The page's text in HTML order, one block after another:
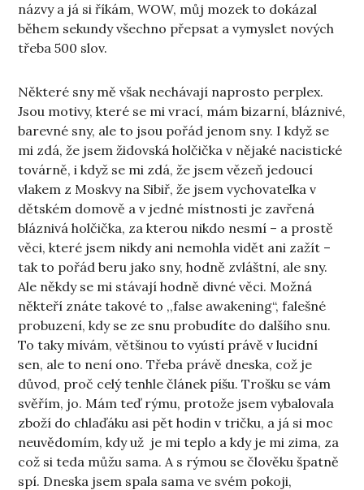
názvy a já si říkám, WOW, můj mozek to dokázal
během sekundy všechno přepsat a vymyslet nových
třeba 500 slov.
Některé sny mě však nechávají naprosto perplex.
Jsou motivy, které se mi vrací, mám bizarní, bláznivé,
barevné sny, ale to jsou pořád jenom sny. I když se
mi zdá, že jsem židovská holčička v nějaké nacistické
továrně, i když se mi zdá, že jsem vězeň jedoucí
vlakem z Moskvy na Sibiř, že jsem vychovatelka v
dětském domově a v jedné místnosti je zavřená
bláznivá holčička, za kterou nikdo nesmí – a prostě
věci, které jsem nikdy ani nemohla vidět ani zažít –
tak to pořád beru jako sny, hodně zvláštní, ale sny.
Ale někdy se mi stávají hodně divné věci. Možná
někteří znáte takové to ,,false awakening“, falešné
probuzení, kdy se ze snu probudíte do dalšího snu.
To taky mívám, většinou to vyústí právě v lucidní
sen, ale to není ono. Třeba právě dneska, což je
důvod, proč celý tenhle článek píšu. Trošku se vám
svěřím, jo. Mám teď rýmu, protože jsem vybalovala
zboží do chlaďáku asi pět hodin v tričku, a já si moc
neuvědomím, kdy už je mi teplo a kdy je mi zima, za
což si teda můžu sama. A s rýmou se člověku špatně
spí. Dneska jsem spala sama ve svém pokoji,